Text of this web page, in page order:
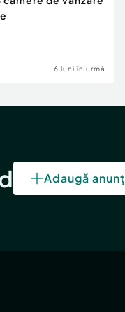
6 luni în urmă
Adaugă anunț